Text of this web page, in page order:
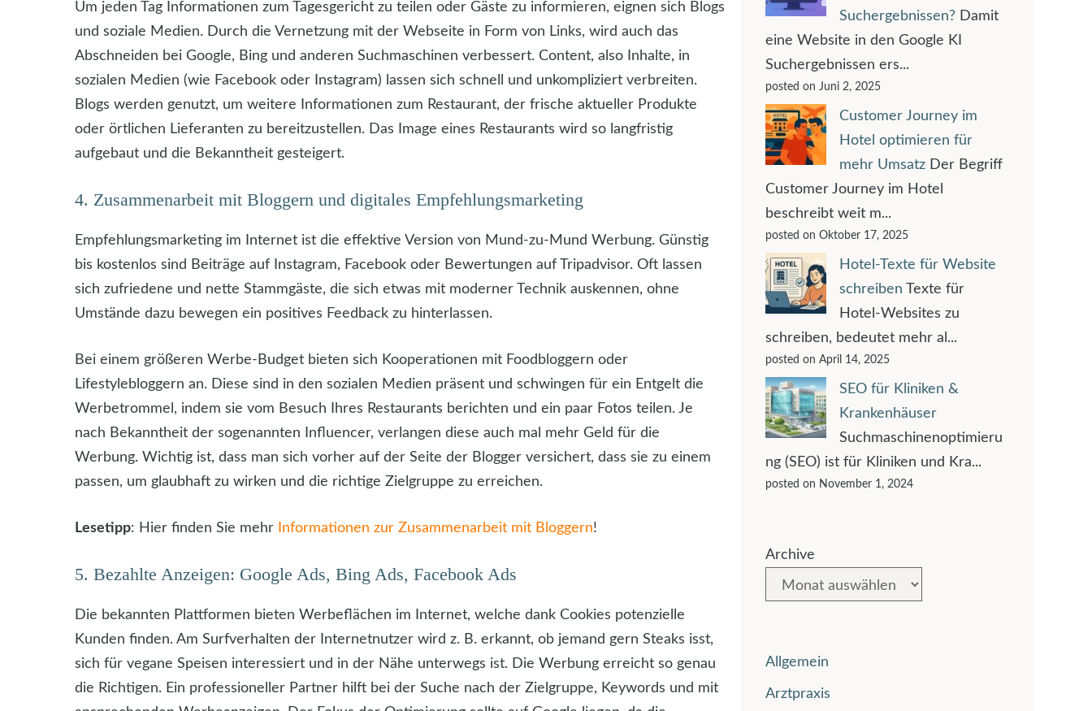
Um jeden Tag Informationen zum Tagesgericht zu teilen oder Gäste zu informieren, eignen sich Blogs
und soziale Medien. Durch die Vernetzung mit der Webseite in Form von Links, wird auch das
Abschneiden bei Google, Bing und anderen Suchmaschinen verbessert. Content, also Inhalte, in
sozialen Medien (wie Facebook oder Instagram) lassen sich schnell und unkompliziert verbreiten.
Blogs werden genutzt, um weitere Informationen zum Restaurant, der frische aktueller Produkte
oder örtlichen Lieferanten zu bereitzustellen. Das Image eines Restaurants wird so langfristig
aufgebaut und die Bekanntheit gesteigert.
4. Zusammenarbeit mit Bloggern und digitales Empfehlungsmarketing
Empfehlungsmarketing im Internet ist die effektive Version von Mund-zu-Mund Werbung. Günstig
bis kostenlos sind Beiträge auf Instagram, Facebook oder Bewertungen auf Tripadvisor. Oft lassen
sich zufriedene und nette Stammgäste, die sich etwas mit moderner Technik auskennen, ohne
Umstände dazu bewegen ein positives Feedback zu hinterlassen.
Bei einem größeren Werbe-Budget bieten sich Kooperationen mit Foodbloggern oder
Lifestylebloggern an. Diese sind in den sozialen Medien präsent und schwingen für ein Entgelt die
Werbetrommel, indem sie vom Besuch Ihres Restaurants berichten und ein paar Fotos teilen. Je
nach Bekanntheit der sogenannten Influencer, verlangen diese auch mal mehr Geld für die
Werbung. Wichtig ist, dass man sich vorher auf der Seite der Blogger versichert, dass sie zu einem
passen, um glaubhaft zu wirken und die richtige Zielgruppe zu erreichen.
Lesetipp: Hier finden Sie mehr Informationen zur Zusammenarbeit mit Bloggern!
5. Bezahlte Anzeigen: Google Ads, Bing Ads, Facebook Ads
Die bekannten Plattformen bieten Werbeflächen im Internet, welche dank Cookies potenzielle
Kunden finden. Am Surfverhalten der Internetnutzer wird z. B. erkannt, ob jemand gern Steaks isst,
sich für vegane Speisen interessiert und in der Nähe unterwegs ist. Die Werbung erreicht so genau
die Richtigen. Ein professioneller Partner hilft bei der Suche nach der Zielgruppe, Keywords und mit
Suchergebnissen? Damit
eine Website in den Google KI
Suchergebnissen ers...
posted on Juni 2, 2025
Customer Journey im
Hotel optimieren für
mehr Umsatz Der Begriff
Customer Journey im Hotel
beschreibt weit m...
posted on Oktober 17, 2025
Hotel-Texte für Website
schreiben Texte für
Hotel-Websites zu
schreiben, bedeutet mehr al...
posted on April 14, 2025
SEO für Kliniken &
Krankenhäuser
Suchmaschinenoptimieru
ng (SEO) ist für Kliniken und Kra...
posted on November 1, 2024
Archive
Allgemein
Arztpraxis